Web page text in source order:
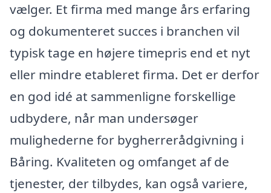
vælger. Et firma med mange års erfaring
og dokumenteret succes i branchen vil
typisk tage en højere timepris end et nyt
eller mindre etableret firma. Det er derfor
en god idé at sammenligne forskellige
udbydere, når man undersøger
mulighederne for bygherrerådgivning i
Båring. Kvaliteten og omfanget af de
tjenester, der tilbydes, kan også variere,